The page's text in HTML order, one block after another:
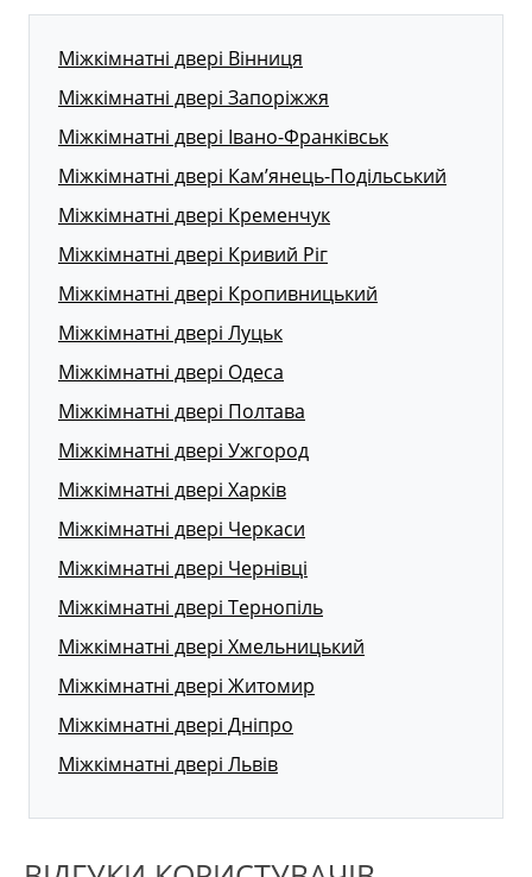
Міжкімнатні двері Вінниця
Міжкімнатні двері Запоріжжя
Міжкімнатні двері Івано-Франківськ
Міжкімнатні двері Кам’янець-Подільський
Міжкімнатні двері Кременчук
Міжкімнатні двері Кривий Ріг
Міжкімнатні двері Кропивницький
Міжкімнатні двері Луцьк
Міжкімнатні двері Одеса
Міжкімнатні двері Полтава
Міжкімнатні двері Ужгород
Міжкімнатні двері Харків
Міжкімнатні двері Черкаси
Міжкімнатні двері Чернівці
Міжкімнатні двері Тернопіль
Міжкімнатні двері Хмельницький
Міжкімнатні двері Житомир
Міжкімнатні двері Дніпро
Міжкімнатні двері Львів